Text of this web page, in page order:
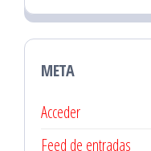
META
Acceder
Feed de entradas